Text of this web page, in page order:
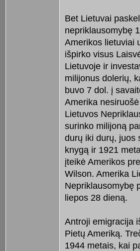
Bet Lietuvai
nepriklausomybę
Amerikos lietuviai
išpirko visus
Lietuvoje ir
milijonus dolerių,
buvo 7 dol. į
Amerika
Lietuvos
surinko milijoną
durų iki durų, juos
knygą ir 1921
įteikė Amerikos
Wilson. Amerika
Nepriklausomybę
liepos 28 dieną.
Antroji emigracija
Pietų Ameriką.
1944 metais, kai